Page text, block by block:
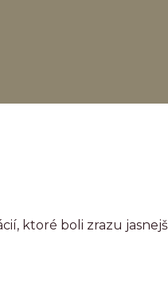
ktoré boli zrazu